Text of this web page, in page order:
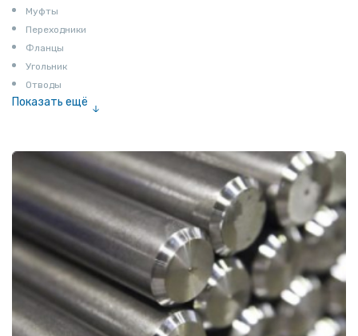
Муфты
Переходники
Фланцы
Угольник
Отводы
Показать ещё
Соединение «американка»
Штуцеры
Сгоны
Удлинители для труб
Крестовины
Контргайки